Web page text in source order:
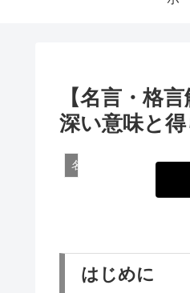
【名言・格
深い意味と得
名言・格言
はじめに